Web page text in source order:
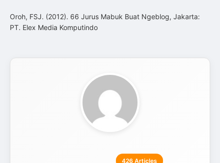
Oroh, FSJ. (2012). 66 Jurus Mabuk Buat Ngeblog, Jakarta:
PT. Elex Media Komputindo
426 Articles